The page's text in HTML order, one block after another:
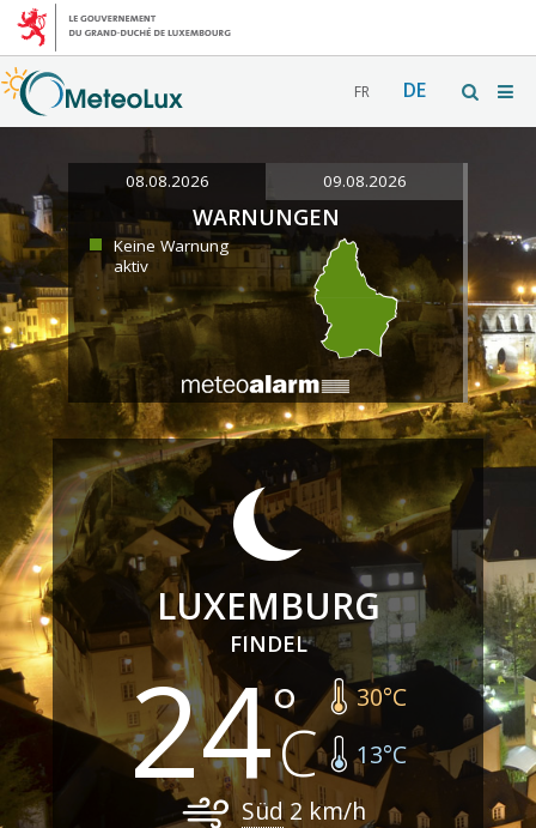
FR DE
08.08.2026 09.08.2026
WARNUNGEN
Keine Warnung
aktiv
LUXEMBURG
FINDEL
24 30°C
13°C
Süd 2 km/h